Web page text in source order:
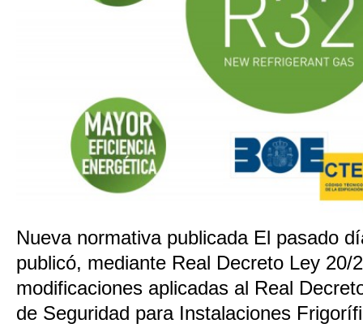
Nueva normativa publicada El pasado
publicó, mediante Real Decreto Ley 20/
modificaciones aplicadas al Real
de Seguridad para Instalaciones